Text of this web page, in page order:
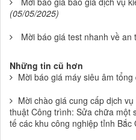
(05/05/2025)
Mời báo giá test nhanh về an
Những tin cũ hơn
Mời báo giá máy siêu âm tổng
Mời chào giá cung cấp dịch
thuật Công trình: Sửa chữa một
tế các khu công nghiệp tỉnh Bắc